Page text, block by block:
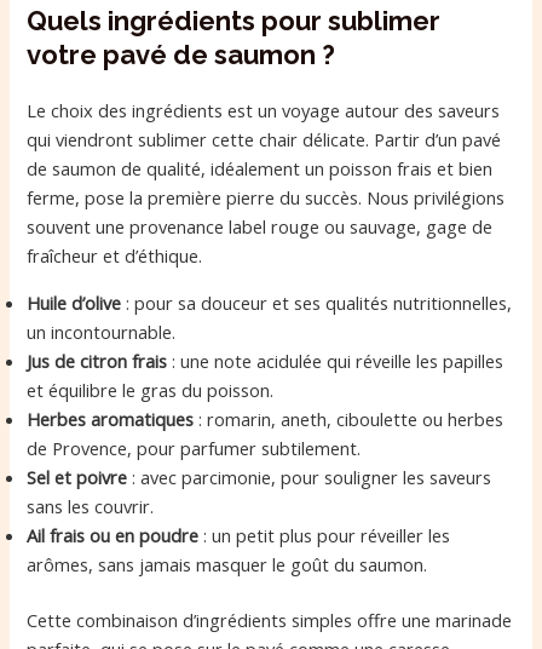
Quels ingrédients pour sublimer
votre pavé de saumon ?
Le choix des ingrédients est un voyage autour des saveurs
qui viendront sublimer cette chair délicate. Partir d’un pavé
de saumon de qualité, idéalement un poisson frais et bien
ferme, pose la première pierre du succès. Nous privilégions
souvent une provenance label rouge ou sauvage, gage de
fraîcheur et d’éthique.
Huile d’olive : pour sa douceur et ses qualités nutritionnelles,
un incontournable.
Jus de citron frais : une note acidulée qui réveille les papilles
et équilibre le gras du poisson.
Herbes aromatiques : romarin, aneth, ciboulette ou herbes
de Provence, pour parfumer subtilement.
Sel et poivre : avec parcimonie, pour souligner les saveurs
sans les couvrir.
Ail frais ou en poudre : un petit plus pour réveiller les
arômes, sans jamais masquer le goût du saumon.
Cette combinaison d’ingrédients simples offre une marinade